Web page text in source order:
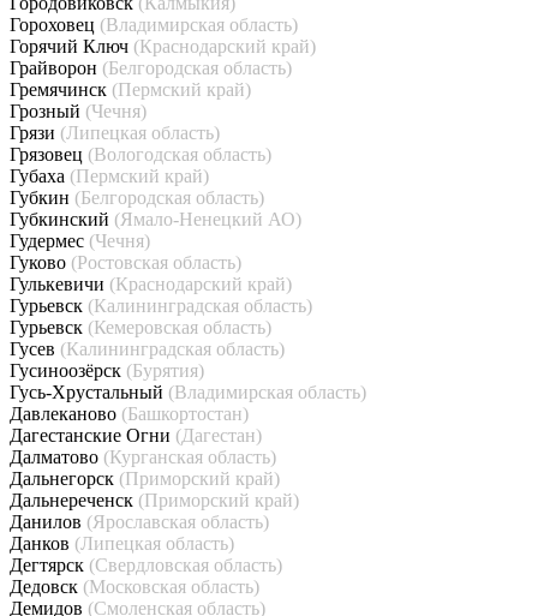
Гороховец (Владимирская область)
Горячий Ключ (Краснодарский край)
Грайворон (Белгородская область)
Гремячинск (Пермский край)
Грозный (Чечня)
Грязи (Липецкая область)
Грязовец (Вологодская область)
Губаха (Пермский край)
Губкин (Белгородская область)
Губкинский (Ямало-Ненецкий АО)
Гудермес (Чечня)
Гуково (Ростовская область)
Гулькевичи (Краснодарский край)
Гурьевск (Калининградская область)
Гурьевск (Кемеровская область)
Гусев (Калининградская область)
Гусиноозёрск (Бурятия)
Гусь-Хрустальный (Владимирская область)
Давлеканово (Башкортостан)
Дагестанские Огни (Дагестан)
Далматово (Курганская область)
Дальнегорск (Приморский край)
Дальнереченск (Приморский край)
Данилов (Ярославская область)
Данков (Липецкая область)
Дегтярск (Свердловская область)
Дедовск (Московская область)
Демидов (Смоленская область)